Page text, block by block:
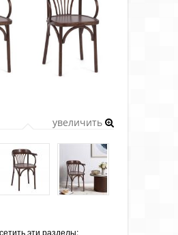
увеличить
эти разделы: